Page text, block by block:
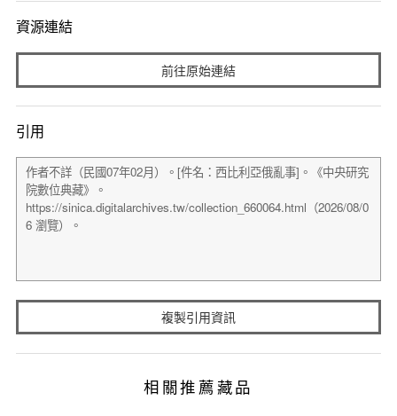
資源連結
前往原始連結
引用
複製引用資訊
相關推薦藏品